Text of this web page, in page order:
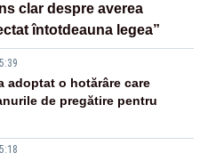
clar despre averea
întotdeauna legea”
adoptat o hotărâre care
de pregătire pentru